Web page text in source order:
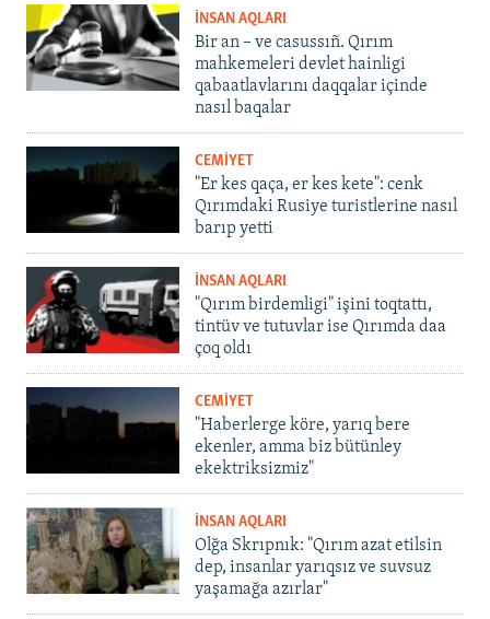
İNSAN AQLARI
Bir an – ve casussıñ. Qırım
mahkemeleri devlet hainligi
qabaatlavlarını daqqalar içinde
nasıl baqalar
CEMİYET
"Er kes qaça, er kes kete": cenk
Qırımdaki Rusiye turistlerine nasıl
barıp yetti
İNSAN AQLARI
"Qırım birdemligi" işini toqtattı,
tintüv ve tutuvlar ise Qırımda daa
çoq oldı
CEMİYET
"Haberlerge köre, yarıq bere
ekenler, amma biz bütünley
ekektriksizmiz"
İNSAN AQLARI
Olğa Skrıpnık: "Qırım azat etilsin
dep, insanlar yarıqsız ve suvsuz
yaşamağa azırlar"